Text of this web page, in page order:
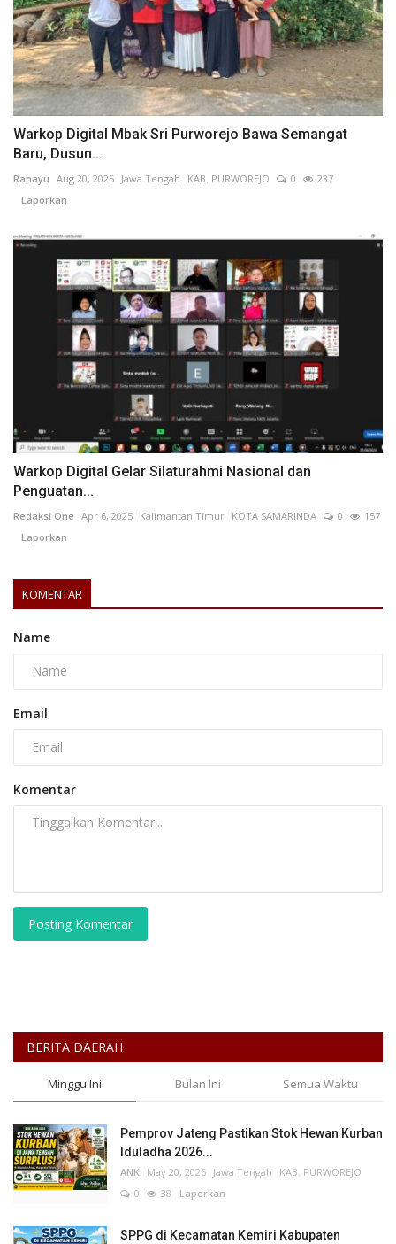
Warkop Digital Mbak Sri Purworejo Bawa Semangat
Baru, Dusun...
Rahayu Aug 20, 2025 Jawa Tengah KAB. PURWOREJO 0
237
Laporkan
Warkop Digital Gelar Silaturahmi Nasional dan
Penguatan...
Redaksi One Apr 6, 2025 Kalimantan Timur KOTA SAMARINDA 0
157
Laporkan
KOMENTAR
Name
Email
Komentar
Posting Komentar
BERITA DAERAH
Minggu Ini Bulan Ini Semua Waktu
Pemprov Jateng Pastikan Stok Hewan Kurban
Iduladha 2026...
ANK May 20, 2026 Jawa Tengah
KAB. PURWOREJO
0
38 Laporkan
SPPG di Kecamatan Kemiri Kabupaten